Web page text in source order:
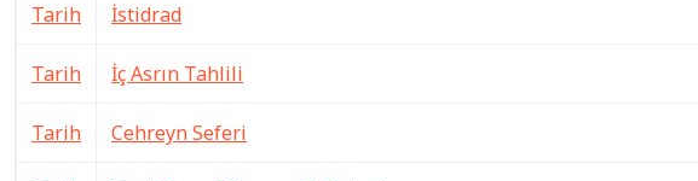
Tarih İstidrad
Tarih İç Asrın Tahlili
Tarih Cehreyn Seferi